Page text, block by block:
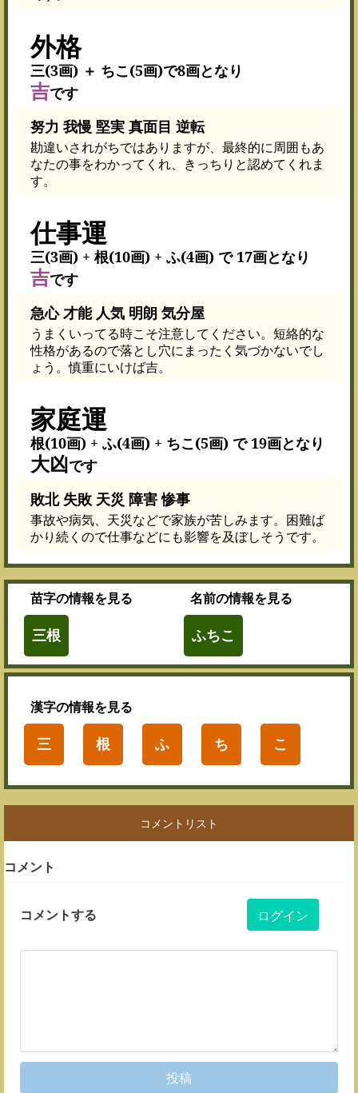
外格
三(3画) ＋ ちこ(5画)で8画となり
吉です
努力 我慢 堅実 真面目 逆転
勘違いされがちではありますが、最終的に周囲もあ
なたの事をわかってくれ、きっちりと認めてくれま
す。
仕事運
三(3画) + 根(10画) + ふ(4画) で 17画となり
吉です
急心 才能 人気 明朗 気分屋
うまくいってる時こそ注意してください。短絡的な
性格があるので落とし穴にまったく気づかないでし
ょう。慎重にいけば吉。
家庭運
根(10画) + ふ(4画) + ちこ(5画) で 19画となり
大凶です
敗北 失敗 天災 障害 惨事
事故や病気、天災などで家族が苦しみます。困難ば
かり続くので仕事などにも影響を及ぼしそうです。
苗字の情報を見る
三根
名前の情報を見る
ふちこ
漢字の情報を見る
三 根 ふ ち こ
コメントリスト
コメント
コメントする ログイン
投稿